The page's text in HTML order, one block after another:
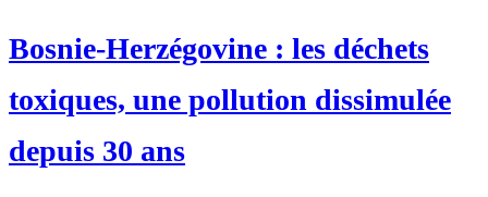
Bosnie-Herzégovine : les déchets
toxiques, une pollution dissimulée
depuis 30 ans